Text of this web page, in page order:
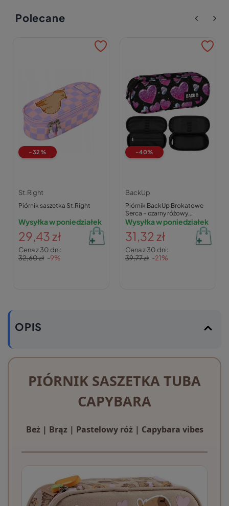
Polecane
-32%
St.Right
Piórnik saszetka St.Right
Wysyłka w poniedziałek
29,43 zł
Cena z 30 dni:
32,60 zł -9%
-40%
BackUp
Piórnik BackUp Brokatowe
Serca – czarny różowy,
23×9×5 cm
Wysyłka w poniedziałek
31,32 zł
Cena z 30 dni:
39,77 zł -21%
OPIS
PIÓRNIK SASZETKA TUBA
CAPYBARA
Beż | Brąz | Pastelowy róż | Capybara vibes